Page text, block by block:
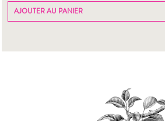
AJOUTER AU PANIER